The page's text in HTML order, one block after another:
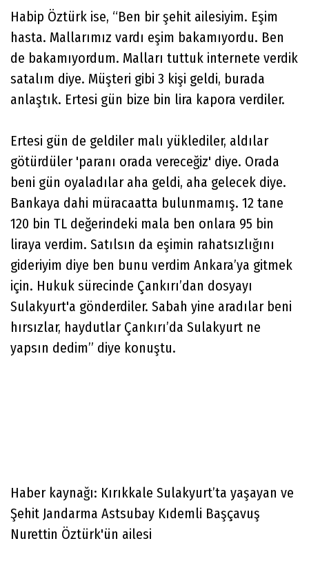
Habip Öztürk ise, “Ben bir şehit ailesiyim. Eşim
hasta. Mallarımız vardı eşim bakamıyordu. Ben
de bakamıyordum. Malları tuttuk internete verdik
satalım diye. Müşteri gibi 3 kişi geldi, burada
anlaştık. Ertesi gün bize bin lira kapora verdiler.
Ertesi gün de geldiler malı yüklediler, aldılar
götürdüler 'paranı orada vereceğiz' diye. Orada
beni gün oyaladılar aha geldi, aha gelecek diye.
Bankaya dahi müracaatta bulunmamış. 12 tane
120 bin TL değerindeki mala ben onlara 95 bin
liraya verdim. Satılsın da eşimin rahatsızlığını
gideriyim diye ben bunu verdim Ankara’ya gitmek
için. Hukuk sürecinde Çankırı’dan dosyayı
Sulakyurt'a gönderdiler. Sabah yine aradılar beni
hırsızlar, haydutlar Çankırı’da Sulakyurt ne
yapsın dedim” diye konuştu.
Haber kaynağı: Kırıkkale Sulakyurt’ta yaşayan ve
Şehit Jandarma Astsubay Kıdemli Başçavuş
Nurettin Öztürk'ün ailesi